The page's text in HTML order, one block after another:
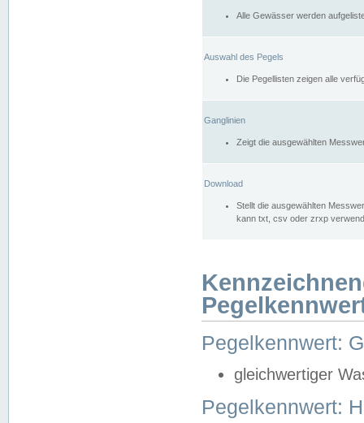
Alle Gewässer werden
Auswahl des Pegels
Die Pegellisten zeigen alle
Ganglinien
Zeigt die ausgewählten
Download
Stellt die ausgewählten
kann txt, csv oder zrxp
Pegelkennwert:
gleichwertiger
Pegelkennwert: